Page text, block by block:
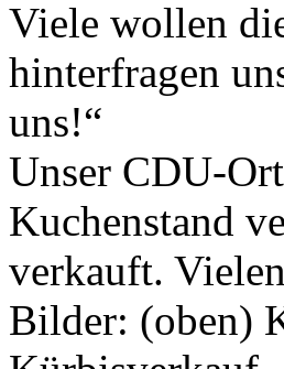
Viele wollen
hinterfragen
uns!“
Unser CDU-
Kuchenstand
verkauft.
Bilder: (oben)